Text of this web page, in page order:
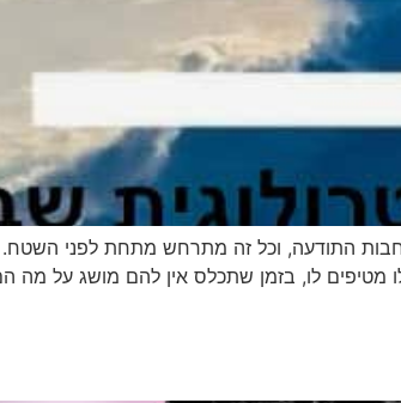
התודעה, וכל זה מתרחש מתחת לפני השטח.
מטיפים לו, בזמן שתכלס אין להם מושג על